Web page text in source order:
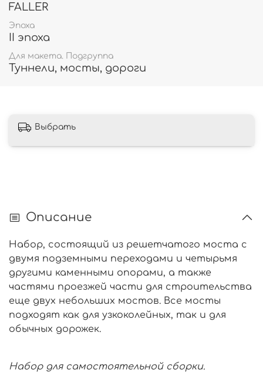
FALLER
Эпоха
II эпоха
Для макета. Подгруппа
Туннели, мосты, дороги
Выбрать
Описание
Набор, состоящий из решетчатого моста с
двумя подземными переходами и четырьмя
другими каменными опорами, а также
частями проезжей части для строительства
еще двух небольших мостов. Все мосты
подходят как для узкоколейных, так и для
обычных дорожек.
Набор для самостоятельной сборки.